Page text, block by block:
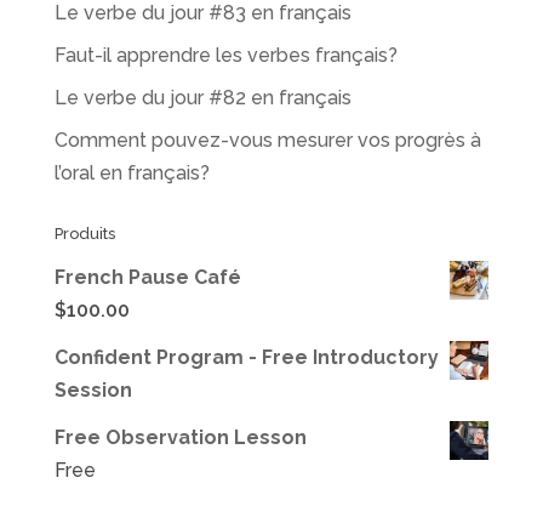
Le verbe du jour #83 en français
Faut-il apprendre les verbes français?
Le verbe du jour #82 en français
Comment pouvez-vous mesurer vos progrès à
l’oral en français?
Produits
French Pause Café
$100.00
Confident Program - Free Introductory
Session
Free Observation Lesson
Free